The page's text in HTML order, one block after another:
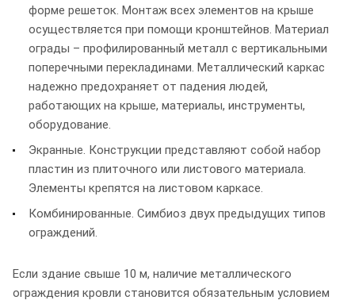
форме решеток. Монтаж всех элементов на крыше
осуществляется при помощи кронштейнов. Материал
ограды – профилированный металл с вертикальными
поперечными перекладинами. Металлический каркас
надежно предохраняет от падения людей,
работающих на крыше, материалы, инструменты,
оборудование.
Экранные. Конструкции представляют собой набор
пластин из плиточного или листового материала.
Элементы крепятся на листовом каркасе.
Комбинированные. Симбиоз двух предыдущих типов
ограждений.
Если здание свыше 10 м, наличие металлического
ограждения кровли становится обязательным условием